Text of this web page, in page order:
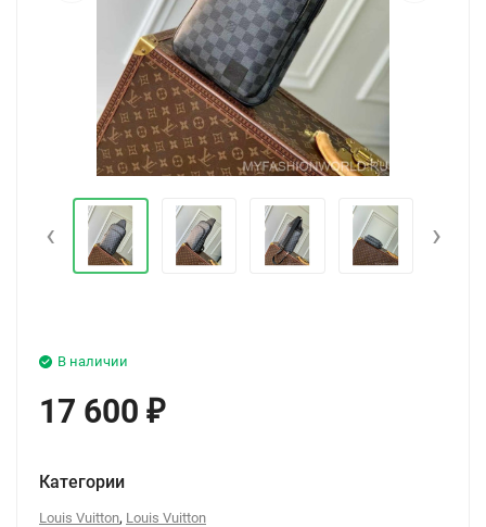
‹ ›
В наличии
17 600 ₽
Категории
Louis Vuitton, Louis Vuitton